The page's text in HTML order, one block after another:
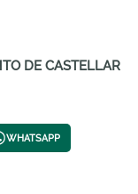
DE CASTELLAR
WHATSAPP